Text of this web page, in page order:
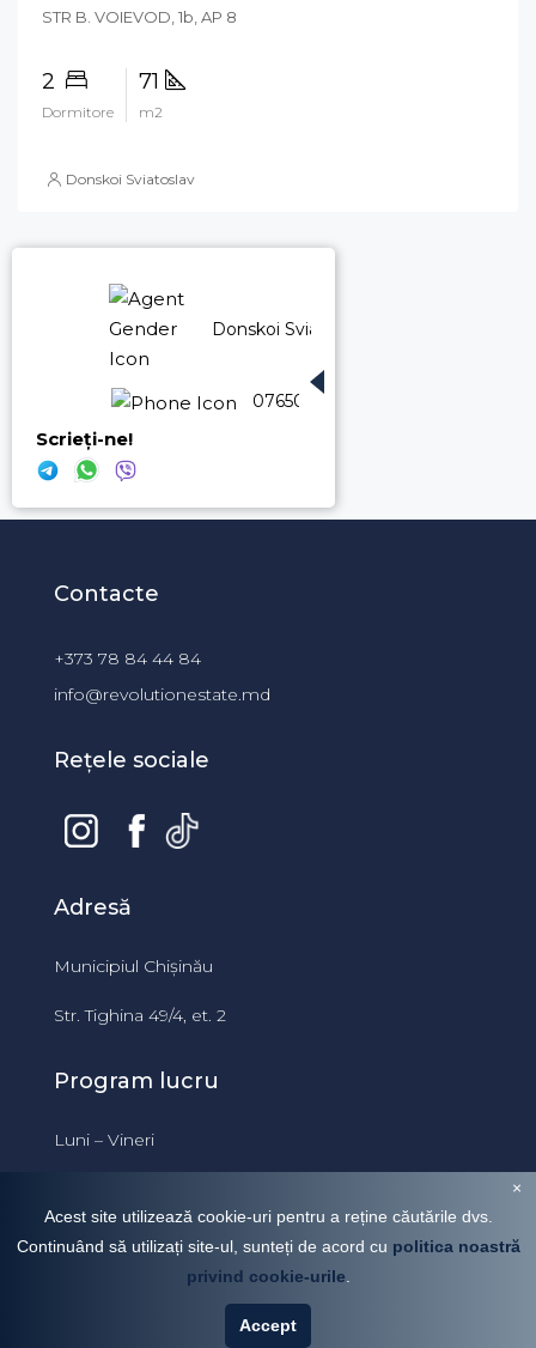
STR B. VOIEVOD, 1b, AP 8
2
Dormitore
71
m2
Donskoi Sviatoslav
Donskoi Sviatoslav
076500660
Scrieți-ne!
Contacte
+373 78 84 44 84
info@revolutionestate.md
Rețele sociale
Adresă
Municipiul Chișinău
Str. Tighina 49/4, et. 2
Program lucru
Luni – Vineri
Acest site utilizează cookie-uri pentru a reține căutările dvs.
Continuând să utilizați site-ul, sunteți de acord cu politica noastră
privind cookie-urile
Accept
×